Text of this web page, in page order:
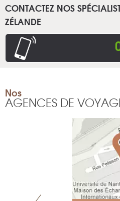
CONTACTEZ NOS
ZÉLANDE
Nos
AGENCES DE